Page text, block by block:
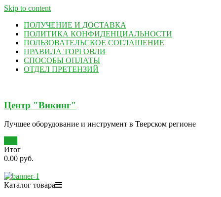
Skip to content
ПОЛУЧЕНИЕ И ДОСТАВКА
ПОЛИТИКА КОНФИДЕНЦИАЛЬНОСТИ
ПОЛЬЗОВАТЕЛЬСКОЕ СОГЛАШЕНИЕ
ПРАВИЛА ТОРГОВЛИ
СПОСОБЫ ОПЛАТЫ
ОТДЕЛ ПРЕТЕНЗИЙ
Центр "Викинг"
Лучшее оборудование и инструмент в Тверском регионе
Итог
0.00 руб.
Каталог товара